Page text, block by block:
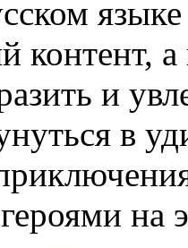
контент,
и
в
на